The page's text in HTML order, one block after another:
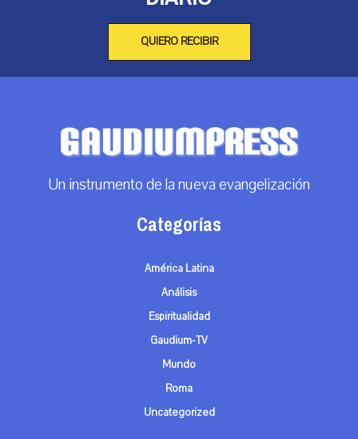
QUIERO RECIBIR
Un instrumento de la nueva evangelización
Categorías
América Latina
Análisis
Espiritualidad
Gaudium-TV
Mundo
Roma
Uncategorized